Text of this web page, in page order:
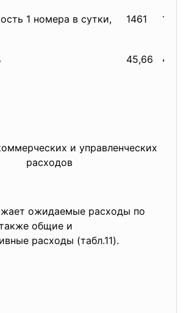
1 номера в сутки,
1461 1531
45,66
и управленческих
расходов
ожидаемые расходы по
общие и
расходы (табл.11).